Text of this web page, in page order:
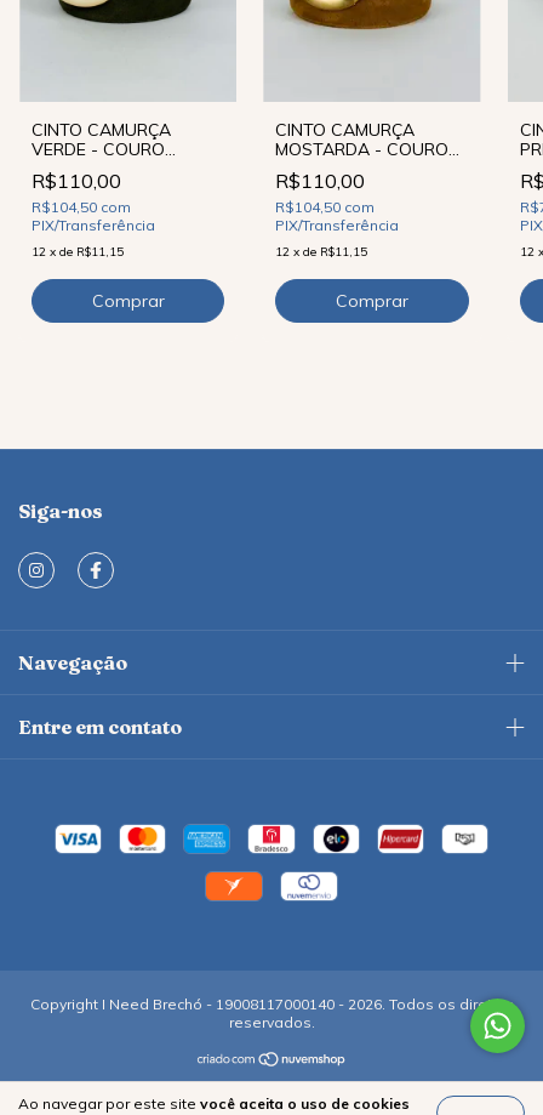
Ao navegar por este site você aceita o uso de cookies
CINTO CAMURÇA
VERDE - COURO
LEGÍTIMO
R$110,00
R$104,50 com
PIX/Transferência
12 x de R$11,15
CINTO CAMURÇA
MOSTARDA - COURO
LEGÍTIMO
R$110,00
R$104,50 com
PIX/Transferência
12 xde R$11,15 12
Siga-nos
Navegação
Entre em contato
Copyright I Need Brechó - 19008117000140 - 2026. Todos os direitos
reservados.